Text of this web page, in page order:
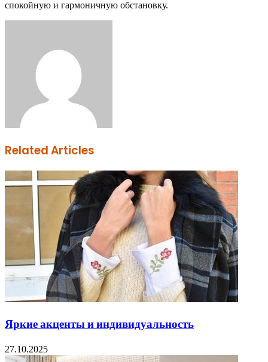
спокойную и гармоничную обстановку.
Related Articles
Яркие акценты и индивидуальность
27.10.2025